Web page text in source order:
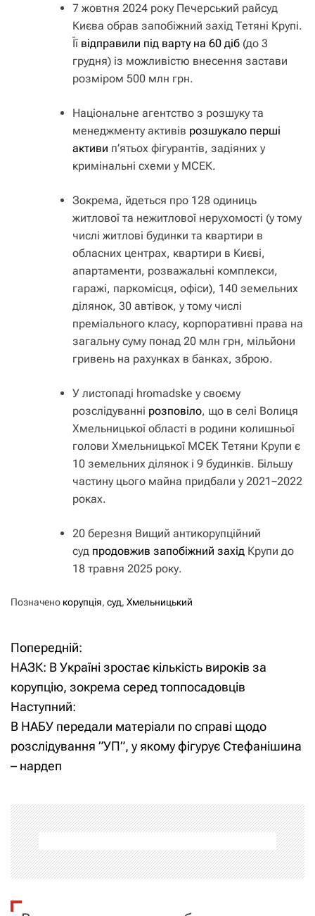
7 жовтня 2024 року Печерський райсуд
Києва обрав запобіжний захід Тетяні Крупі.
Її відправили під варту на 60 діб (до 3
грудня) із можливістю внесення застави
розміром 500 млн грн.
Національне агентство з розшуку та
менеджменту активів розшукало перші
активи п’ятьох фігурантів, задіяних у
кримінальні схеми у МСЕК.
Зокрема, йдеться про 128 одиниць
житлової та нежитлової нерухомості (у тому
числі житлові будинки та квартири в
обласних центрах, квартири в Києві,
апартаменти, розважальні комплекси,
гаражі, паркомісця, офіси), 140 земельних
ділянок, 30 автівок, у тому числі
преміального класу, корпоративні права на
загальну суму понад 20 млн грн, мільйони
гривень на рахунках в банках, зброю.
У листопаді hromadske у своєму
розслідуванні розповіло, що в селі Волиця
Хмельницької області в родини колишньої
голови Хмельницької МСЕК Тетяни Крупи є
10 земельних ділянок і 9 будинків. Більшу
частину цього майна придбали у 2021−2022
роках.
20 березня Вищий антикорупційний
суд продовжив запобіжний захід Крупи до
18 травня 2025 року.
Позначено корупція, суд, Хмельницький
Н
а
в
і
г
а
ц
і
Попередній:
НАЗК: В Україні зростає кількість вироків за
корупцію, зокрема серед топпосадовців
Наступний:
В НАБУ передали матеріали по справі щодо
розслідування ”УП”, у якому фігурує Стефанішина
– нардеп